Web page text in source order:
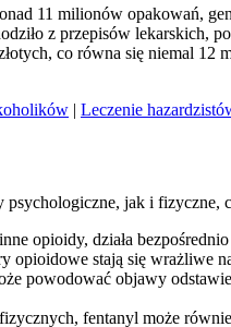
11 milionów opakowań,
z przepisów lekarskich,
co równa się niemal 12
| Leczenie
jak i fizyczne,
opioidy, działa
opioidowe stają się wrażliwe
powodować objawy
fentanyl może